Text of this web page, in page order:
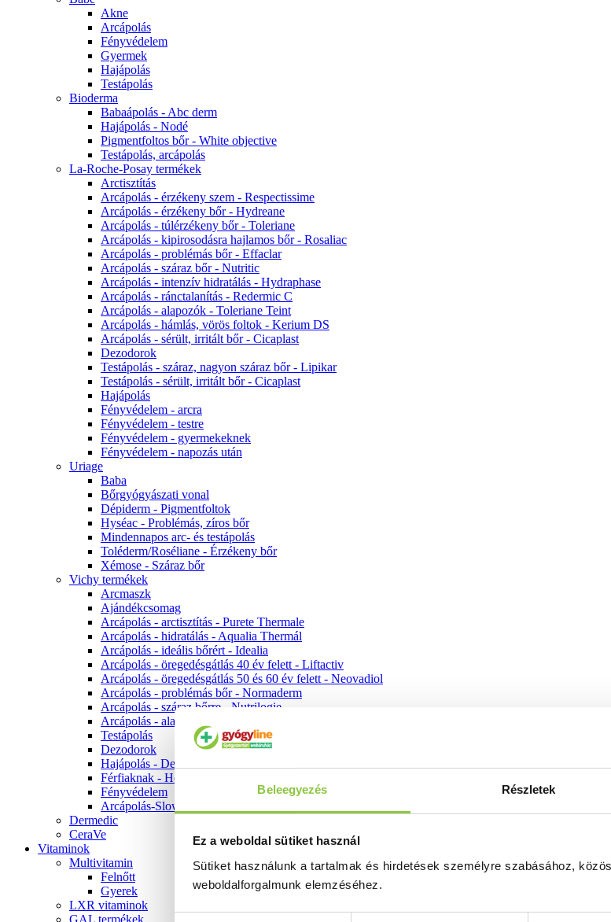
Beleegyezés Részletek
Ez a weboldal sütiket használ
Sütiket használunk a tartalmak és hirdetések személyre szabásához,
weboldalforgalmunk elemzéséhez.
Akne
Arcápolás
Fényvédelem
Gyermek
Hajápolás
Testápolás
Bioderma
Babaápolás - Abc derm
Hajápolás - Nodé
Pigmentfoltos bőr - White objective
Testápolás, arcápolás
La-Roche-Posay termékek
Arctisztítás
Arcápolás - érzékeny szem - Respectissime
Arcápolás - érzékeny bőr - Hydreane
Arcápolás - túlérzékeny bőr - Toleriane
Arcápolás - kipirosodásra hajlamos bőr - Rosaliac
Arcápolás - problémás bőr - Effaclar
Arcápolás - száraz bőr - Nutritic
Arcápolás - intenzív hidratálás - Hydraphase
Arcápolás - ránctalanítás - Redermic C
Arcápolás - alapozók - Toleriane Teint
Arcápolás - hámlás, vörös foltok - Kerium DS
Arcápolás - sérült, irritált bőr - Cicaplast
Dezodorok
Testápolás - száraz, nagyon száraz bőr - Lipikar
Testápolás - sérült, irritált bőr - Cicaplast
Hajápolás
Fényvédelem - arcra
Fényvédelem - testre
Fényvédelem - gyermekeknek
Fényvédelem - napozás után
Uriage
Baba
Bőrgyógyászati vonal
Dépiderm - Pigmentfoltok
Hyséac - Problémás, zíros bőr
Mindennapos arc- és testápolás
Toléderm/Roséliane - Érzékeny bőr
Xémose - Száraz bőr
Vichy termékek
Arcmaszk
Ajándékcsomag
Arcápolás - arctisztítás - Purete Thermale
Arcápolás - hidratálás - Aqualia Thermál
Arcápolás - ideális bőrért - Idealia
Arcápolás - öregedésgátlás 40 év felett - Liftactiv
Arcápolás - öregedésgátlás 50 és 60 év felett - Neovadiol
Arcápolás - problémás bőr - Normaderm
Arcápolás - száraz bőrre - Nutrilogie
Arcápolás - alapozók
Testápolás
Dezodorok
Hajápolás - Dercos
Férfiaknak - Homme
Fényvédelem
Arcápolás-Slow Age
Dermedic
CeraVe
Vitaminok
Multivitamin
Felnőtt
Gyerek
LXR vitaminok
GAL termékek